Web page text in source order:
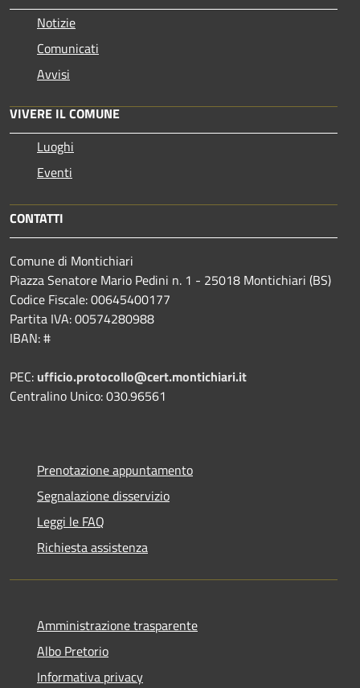
Notizie
Comunicati
Avvisi
VIVERE IL COMUNE
Luoghi
Eventi
CONTATTI
Comune di Montichiari
Piazza Senatore Mario Pedini n. 1 - 25018 Montichiari (BS)
Codice Fiscale: 00645400177
Partita IVA: 00574280988
IBAN: #
PEC: ufficio.protocollo@cert.montichiari.it
Centralino Unico: 030.96561
Prenotazione appuntamento
Segnalazione disservizio
Leggi le FAQ
Richiesta assistenza
Amministrazione trasparente
Albo Pretorio
Informativa privacy